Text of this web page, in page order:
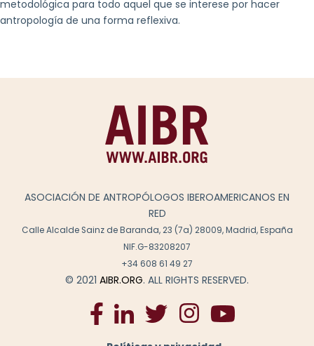
metodológica para todo aquel que se interese por hacer
antropología de una forma reflexiva.
ASOCIACIÓN DE ANTROPÓLOGOS IBEROAMERICANOS EN
RED
Calle Alcalde Sainz de Baranda, 23 (7a) 28009, Madrid, España
NIF.G-83208207
+34 608 61 49 27
© 2021 AIBR.ORG. ALL RIGHTS RESERVED.